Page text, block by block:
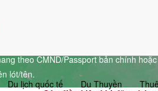
Du lịch quốc tế Du Thuyền
ký tour
theo CMND/Passport bản chính
lót/tên.